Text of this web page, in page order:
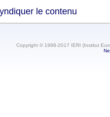
Copyright © 1998-2017 IERI (Institut